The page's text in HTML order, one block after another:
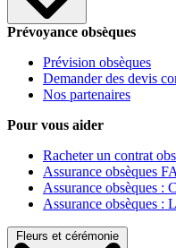
Prévoyance obsèques
Prévision obsèques
Demander des devis
Nos partenaires
Pour vous aider
Racheter un contrat
Assurance obsèques
Assurance obsèques :
Assurance obsèques :
Fleurs et cérémonie